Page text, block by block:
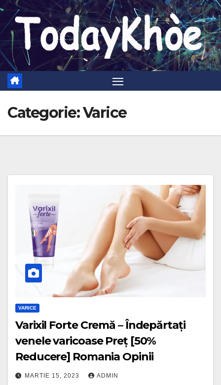
Skip
content
Categorie:Varice
VARICE
Varixil Forte Cremă – Îndepărtați
venele varicoase Preț [50%
Reducere] Romania Opinii
MARTIE 15, 2023 ADMIN